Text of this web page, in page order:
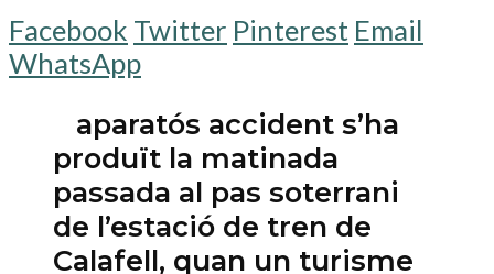
Facebook Twitter Pinterest Email
WhatsApp
aparatós accident s’ha
produït la matinada
passada al pas soterrani
de l’estació de tren de
Calafell, quan un turisme